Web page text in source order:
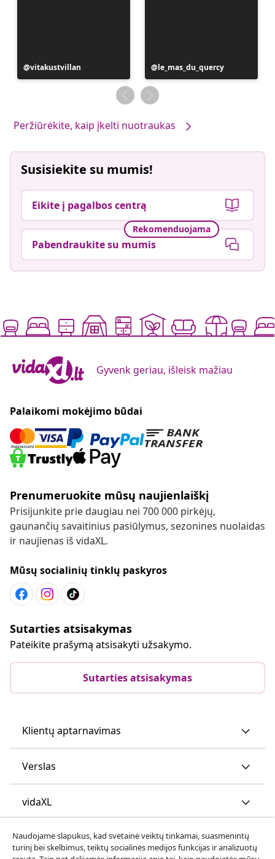
Įrašą
paskelbė
vitakustvillan
Įrašą
paskelbė
le_mas_du_quercy
Peržiūrėkite, kaip įkelti nuotraukas
Susisiekite su mumis!
Eikite į pagalbos centrą
Rekomenduojama
Pabendraukite su mumis
Gyvenk geriau, išleisk mažiau
Palaikomi mokėjimo būdai
Prenumeruokite mūsų naujienlaiškį
Prisijunkite prie daugiau nei 700 000 pirkėjų,
gaunančių savaitinius pasiūlymus, sezonines nuolaidas
ir naujienas iš vidaXL.
Mūsų socialinių tinklų paskyros
Sutarties atsisakymas
Pateikite prašymą atsisakyti užsakymo.
Sutarties atsisakymas
Klientų aptarnavimas
Verslas
vidaXL
Atraskite daugiau
Naudojame slapukus, kad svetainė veiktų tinkamai, suasmenintų
turinį bei skelbimus, teiktų socialinės medijos funkcijas ir analizuotų